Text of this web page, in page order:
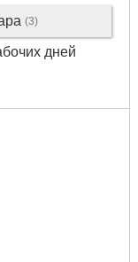
(3)
дней